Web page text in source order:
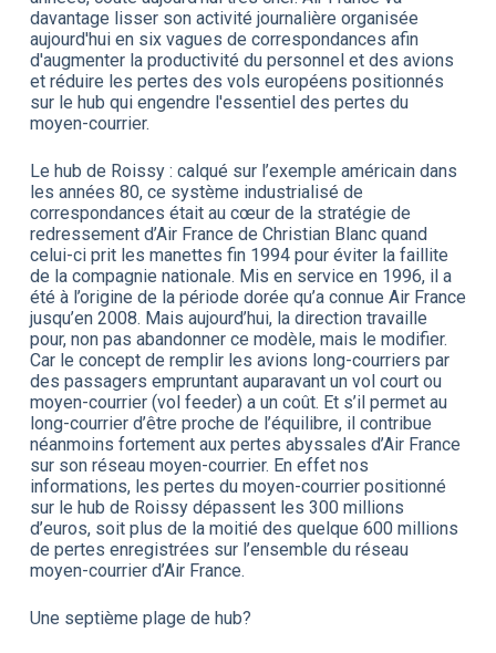
davantage lisser son activité journalière organisée
aujourd'hui en six vagues de correspondances afin
d'augmenter la productivité du personnel et des avions
et réduire les pertes des vols européens positionnés
sur le hub qui engendre l'essentiel des pertes du
moyen-courrier.
Le hub de Roissy : calqué sur l’exemple américain dans
les années 80, ce système industrialisé de
correspondances était au cœur de la stratégie de
redressement d’Air France de Christian Blanc quand
celui-ci prit les manettes fin 1994 pour éviter la faillite
de la compagnie nationale. Mis en service en 1996, il a
été à l’origine de la période dorée qu’a connue Air France
jusqu’en 2008. Mais aujourd’hui, la direction travaille
pour, non pas abandonner ce modèle, mais le modifier.
Car le concept de remplir les avions long-courriers par
des passagers empruntant auparavant un vol court ou
moyen-courrier (vol feeder) a un coût. Et s’il permet au
long-courrier d’être proche de l’équilibre, il contribue
néanmoins fortement aux pertes abyssales d’Air France
sur son réseau moyen-courrier. En effet nos
informations, les pertes du moyen-courrier positionné
sur le hub de Roissy dépassent les 300 millions
d’euros, soit plus de la moitié des quelque 600 millions
de pertes enregistrées sur l’ensemble du réseau
moyen-courrier d’Air France.
Une septième plage de hub?